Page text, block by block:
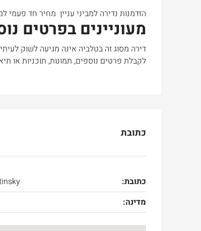
הזדמנות נדירה למביני עניין מחיר חד פעמי
מעוניינים בפרטים
דירה מסוג זה בטלביה אינה מגיעה לשוק
לקבלת פרטים נוספים, תמונות, תוכניות או
כתובת
כתובת:
מדינה: